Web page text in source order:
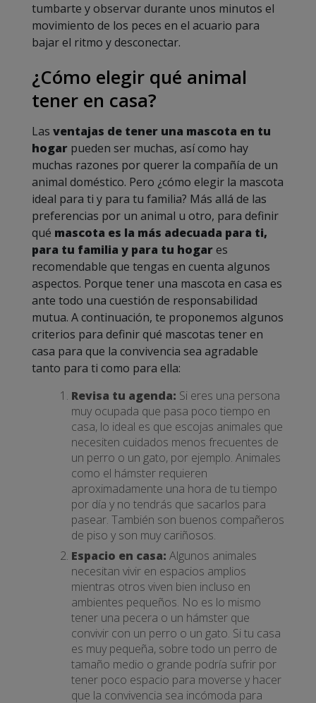
tumbarte y observar durante unos minutos el
movimiento de los peces en el acuario para
bajar el ritmo y desconectar.
¿Cómo elegir qué animal
tener en casa?
Las ventajas de tener una mascota en tu
hogar pueden ser muchas, así como hay
muchas razones por querer la compañía de un
animal doméstico. Pero ¿cómo elegir la mascota
ideal para ti y para tu familia? Más allá de las
preferencias por un animal u otro, para definir
qué mascota es la más adecuada para ti,
para tu familia y para tu hogares
recomendable que tengas en cuenta algunos
aspectos. Porque tener una mascota en casa es
ante todo una cuestión de responsabilidad
mutua. A continuación, te proponemos algunos
criterios para definir qué mascotas tener en
casa para que la convivencia sea agradable
tanto para ti como para ella:
Revisa tu agenda: Si eres una persona
muy ocupada que pasa poco tiempo en
casa, lo ideal es que escojas animales que
necesiten cuidados menos frecuentes de
un perro o un gato, por ejemplo. Animales
como el hámster requieren
aproximadamente una hora de tu tiempo
por día y no tendrás que sacarlos para
pasear. También son buenos compañeros
de piso y son muy cariñosos.
Espacio en casa: Algunos animales
necesitan vivir en espacios amplios
mientras otros viven bien incluso en
ambientes pequeños. No es lo mismo
tener una pecera o un hámster que
convivir con un perro o un gato. Si tu casa
es muy pequeña, sobre todo un perro de
tamaño medio o grande podría sufrir por
tener poco espacio para moverse y hacer
que la convivencia sea incómoda para